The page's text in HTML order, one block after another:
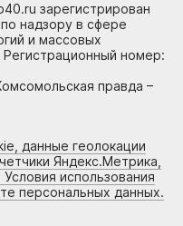
зарегистрирован
надзору в сфере
и массовых
Регистрационный номер:
правда –
данные геолокации
Яндекс.Метрика,
использования
персональных данных.